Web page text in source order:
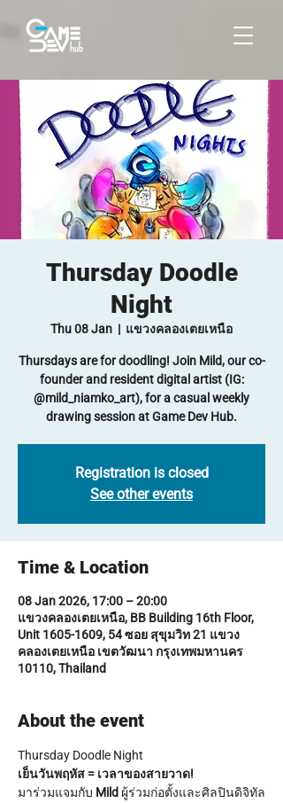
Thursday Doodle
Night
Thu 08 Jan
  |
แขวงคลองเตยเหนือ
Thursdays are for doodling! Join Mild, our co-
founder and resident digital artist (IG:
@mild_niamko_art), for a casual weekly
drawing session at Game Dev Hub.
Registration is closed
See other events
Time & Location
08 Jan 2026, 17:00 – 20:00
แขวงคลองเตยเหนือ, BB Building 16th Floor,
Unit 1605-1609, 54 ซอย สุขุมวิท 21 แขวง
คลองเตยเหนือ เขตวัฒนา กรุงเทพมหานคร
10110, Thailand
About the event
Thursday Doodle Night
เย็นวันพฤหัส = เวลาของสายวาด!
มาร่วมแจมกับ Mild ผู้ร่วมก่อตั้งและศิลปินดิจิทัล